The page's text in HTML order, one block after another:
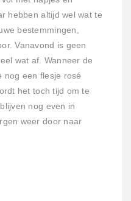
hebben altijd wel wat te
bestemmingen,
Vanavond is geen
wat af. Wanneer de
nog een flesje rosé
het toch tijd om te
nog even in
weer door naar